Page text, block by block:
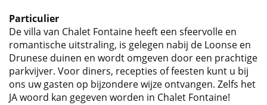
Particulier
De villa van Chalet Fontaine heeft een sfeervolle en
romantische uitstraling, is gelegen nabij de Loonse en
Drunese duinen en wordt omgeven door een prachtige
parkvijver. Voor diners, recepties of feesten kunt u bij
ons uw gasten op bijzondere wijze ontvangen. Zelfs het
JA woord kan gegeven worden in Chalet Fontaine!